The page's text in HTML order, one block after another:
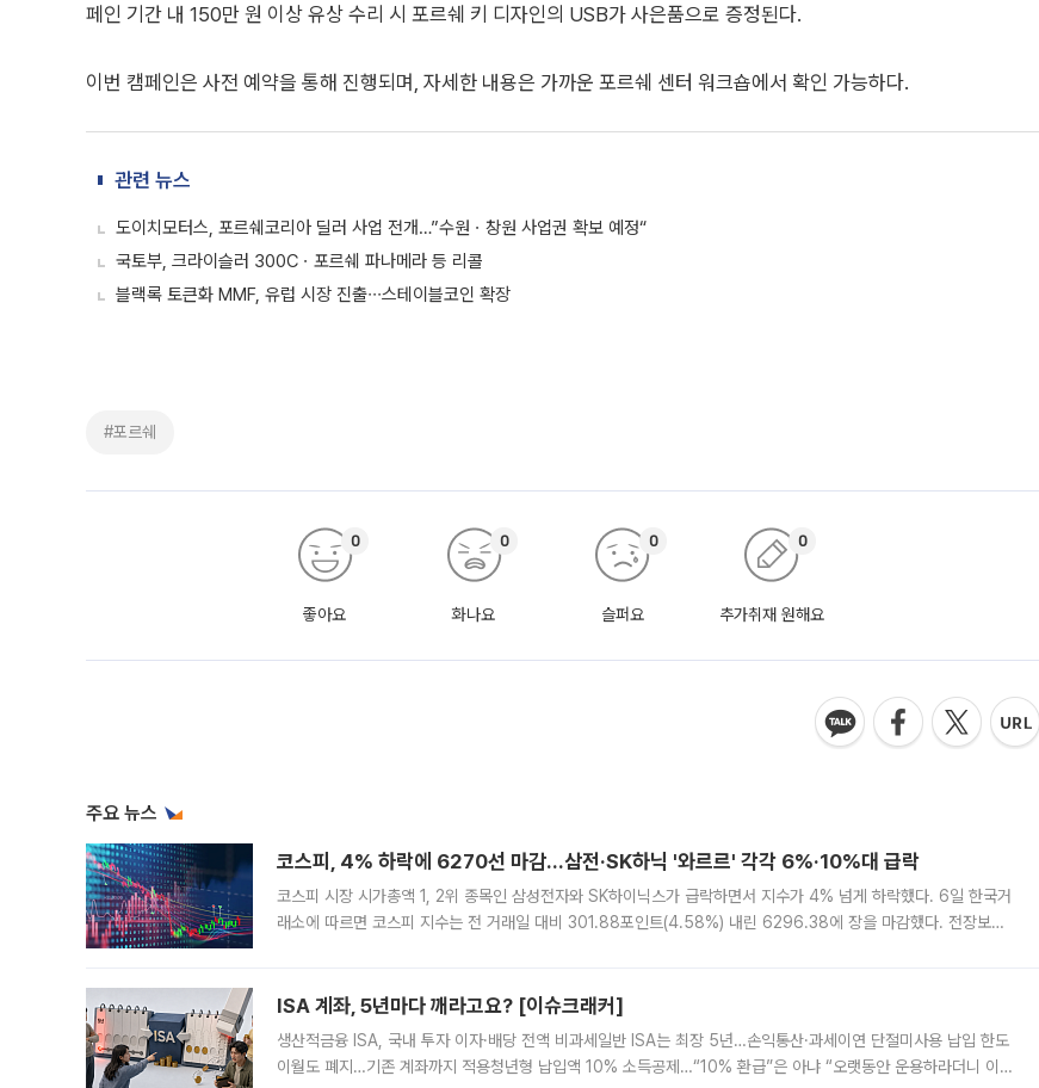
페인 기간 내 150만 원 이상 유상 수리 시 포르쉐 키 디자인의 USB가 사은품으로 증정된다.
이번 캠페인은 사전 예약을 통해 진행되며, 자세한 내용은 가까운 포르쉐 센터 워크숍에서 확인 가능하다.
관련 뉴스
도이치모터스, 포르쉐코리아 딜러 사업 전개…”수원ㆍ창원 사업권 확보 예정“
국토부, 크라이슬러 300Cㆍ포르쉐 파나메라 등 리콜
블랙록 토큰화 MMF, 유럽 시장 진출∙∙∙스테이블코인 확장
#포르쉐
좋아요
0
화나요
0
슬퍼요
0
추가취재 원해요
0
주요 뉴스
코스피, 4% 하락에 6270선 마감…삼전·SK하닉 '와르르' 각각 6%·10%대 급락
코스피 시장 시가총액 1, 2위 종목인 삼성전자와 SK하이닉스가 급락하면서 지수가 4% 넘게 하락했다. 6일 한국거
래소에 따르면 코스피 지수는 전 거래일 대비 301.88포인트(4.58%) 내린 6296.38에 장을 마감했다. 전장보다
ISA 계좌, 5년마다 깨라고요? [이슈크래커]
생산적금융 ISA, 국내 투자 이자·배당 전액 비과세일반 ISA는 최장 5년…손익통산·과세이연 단절미사용 납입 한도
이월도 폐지…기존 계좌까지 적용청년형 납입액 10% 소득공제…“10% 환급”은 아냐 “오랫동안 운용하라더니 이제